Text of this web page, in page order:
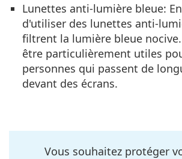
Lunettes anti-lumière bleue:
d'utiliser des lunettes anti-
filtrent la lumière bleue
être particulièrement utiles
personnes qui passent de
devant des écrans.
Vous souhaitez protéger